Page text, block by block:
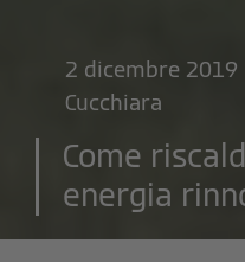
2 dicembre
Cucchiara
Come
energia